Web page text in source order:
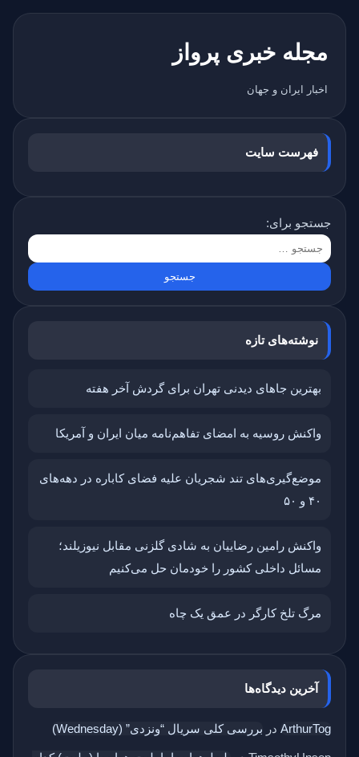
مجله خبری پرواز
اخبار ایران و جهان
فهرست سایت
جستجو برای:
نوشته‌های تازه
بهترین جاهای دیدنی تهران برای گردش آخر هفته
واکنش روسیه به امضای تفاهم‌نامه میان ایران و آمریکا
موضع‌گیری‌های تند شجریان علیه فضای کاباره در دهه‌های
۴۰ و ۵۰
واکنش رامین رضاییان به شادی گلزنی مقابل نیوزیلند؛
مسائل داخلی کشور را خودمان حل می‌کنیم
مرگ تلخ کارگر در عمق یک چاه
آخرین دیدگاه‌ها
ArthurTog در بررسی کلی سریال “ونزدی” (Wednesday)